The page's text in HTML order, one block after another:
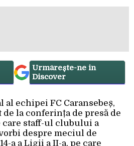
Urmărește-ne in
Discover
echipei FC Caransebeș,
la conferința de presă de
care staff-ul clubului a
despre meciul de
a a Ligii a II-a, pe care